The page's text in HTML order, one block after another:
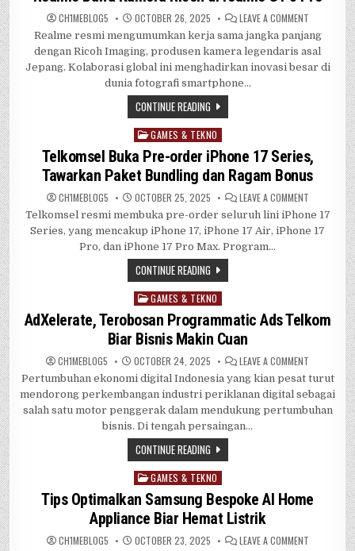
CH1MEBL0G5 OCTOBER 26, 2025 LEAVE A COMMENTON
BAWA
KAMERA
RICOH
DI
REALME
Realme resmi mengumumkan kerja sama jangka panjang
dengan Ricoh Imaging, produsen kamera legendaris asal
Jepang. Kolaborasi global ini menghadirkan inovasi besar di
dunia fotografi smartphone…
CONTINUE READING
Posted
in
GAMES & TEKNO
Telkomsel Buka Pre-order iPhone 17 Series,
Tawarkan Paket Bundling dan Ragam Bonus
CH1MEBL0G5 OCTOBER 25, 2025 LEAVE A COMMENTON
TELKOMSEL
BUKA
PRE-
ORDER
TAWARKAN
BUNDLING
BONUS
Telkomsel resmi membuka pre-order seluruh lini iPhone 17
Series, yang mencakup iPhone 17, iPhone 17 Air, iPhone 17
Pro, dan iPhone 17 Pro Max. Program…
CONTINUE READING
Posted
in
GAMES & TEKNO
AdXelerate, Terobosan Programmatic Ads Telkom
Biar Bisnis Makin Cuan
CH1MEBL0G5 OCTOBER 24, 2025 LEAVE A COMMENT
TEROBOSAN
ADS
TELKOM
BIAR
Pertumbuhan ekonomi digital Indonesia yang kian pesat turut
mendorong perkembangan industri periklanan digital sebagai
salah satu motor penggerak dalam mendukung pertumbuhan
bisnis. Di tengah persaingan…
CONTINUE READING
Posted
in
GAMES & TEKNO
Tips Optimalkan Samsung Bespoke AI Home
Appliance Biar Hemat Listrik
CH1MEBL0G5 OCTOBER 23, 2025 LEAVE A COMMENTON